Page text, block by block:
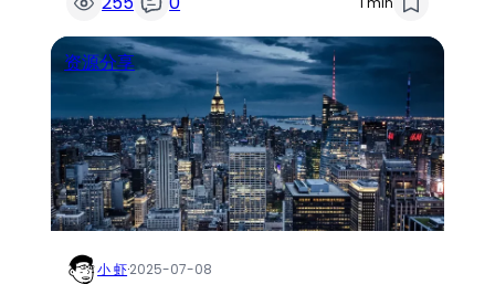
资源分享
小 虾·2025-07-08